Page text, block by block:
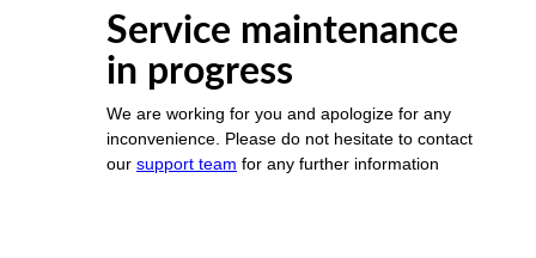
Service maintenance
in progress
We are working for you and apologize for any
inconvenience. Please do not hesitate to contact
our support team for any further information